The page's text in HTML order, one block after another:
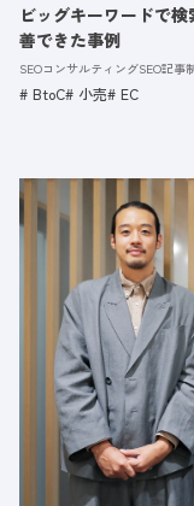
ビッグキーワードで
善できた事例
SEOコンサルティングSEO記事
BtoC 小売 EC